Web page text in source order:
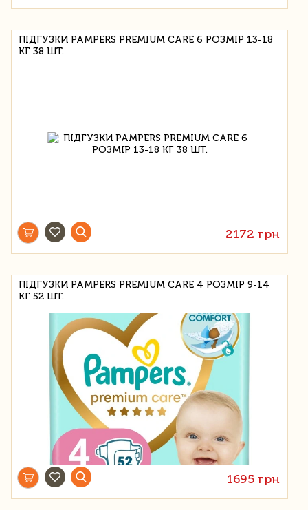
ПІДГУЗКИ PAMPERS PREMIUM CARE 6 РОЗМІР 13-18
КГ 38 ШТ.
2172 грн
ПІДГУЗКИ PAMPERS PREMIUM CARE 4 РОЗМІР 9-14
КГ 52 ШТ.
1695 грн